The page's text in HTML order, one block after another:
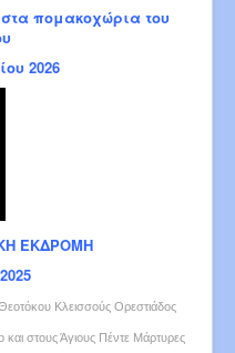
πομακοχώρια του
2026
ΕΚΔΡΟΜΗ
Κλεισσούς Ορεστιάδος
και στους Άγιους Πέντε Μάρτυρες